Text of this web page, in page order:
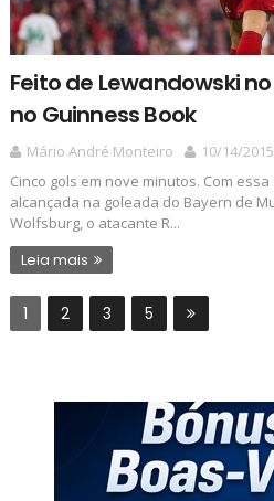
Feito de Lewandowski
no Guinness Book
Mário André Monteiro
10/14/
Cinco gols em nove minutos. Com
alcançada na goleada do Bayern de
Wolfsburg, o atacante R...
Leia mais
1 2 3 5